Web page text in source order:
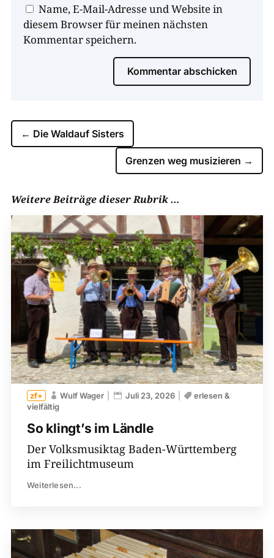
Name, E-Mail-Adresse und Website in
diesem Browser für meinen nächsten
Kommentar speichern.
Kommentar abschicken
← Die Waldauf Sisters
Grenzen weg musizieren →
Weitere Beiträge dieser Rubrik …
So klingt’s im Ländle
Wulf Wager Juli 23, 2026
erlesen &
vielfältig
Der Volksmusiktag Baden-Württemberg
im Freilichtmuseum
Weiterlesen...